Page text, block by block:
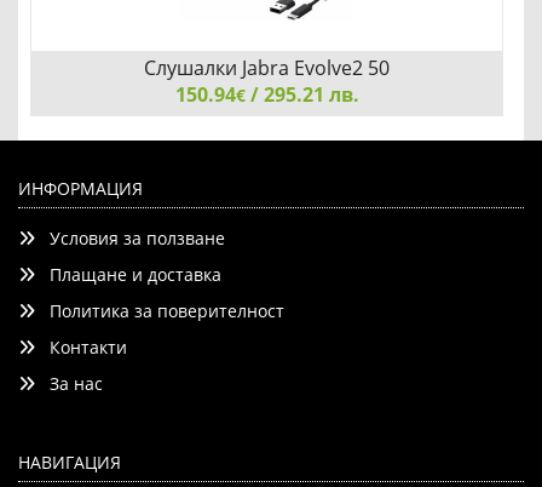
999-799
Слушалки Jabra Evolve2 50
150.94€/ 295.21 лв.
ИНФОРМАЦИЯ
Условия за ползване
Плащане и доставка
Политика за поверителност
Контакти
За нас
НАВИГАЦИЯ